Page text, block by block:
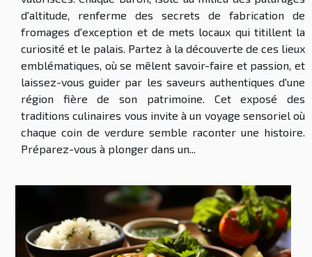
d'altitude, renferme des secrets de fabrication de
fromages d'exception et de mets locaux qui titillent la
curiosité et le palais. Partez à la découverte de ces lieux
emblématiques, où se mêlent savoir-faire et passion, et
laissez-vous guider par les saveurs authentiques d'une
région fière de son patrimoine. Cet exposé des
traditions culinaires vous invite à un voyage sensoriel où
chaque coin de verdure semble raconter une histoire.
Préparez-vous à plonger dans un...